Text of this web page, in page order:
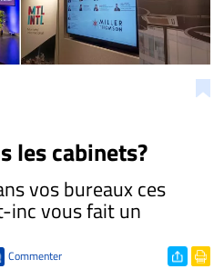
les cabinets?
vos bureaux ces
inc vous fait un
Commenter